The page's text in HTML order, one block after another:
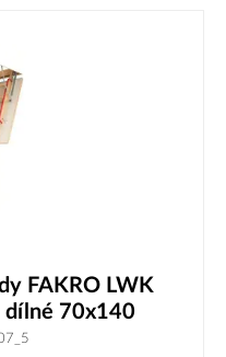
FAKRO LWK
dílné 70x140